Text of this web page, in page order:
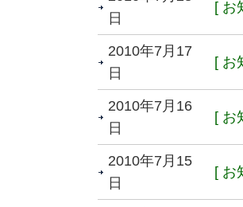
日
[ お
2010年7月17
日
[ お
2010年7月16
日
[ お
2010年7月15
日
[ お